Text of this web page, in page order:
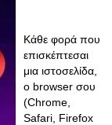
Κάθε φορά που
επισκέπτεσαι
μια ιστοσελίδα,
ο browser σου
(Chrome,
Safari, Firefox